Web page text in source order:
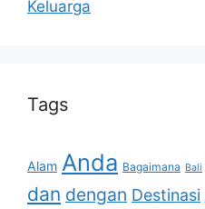
Keluarga
Tags
Alam Anda Bagaimana Bali
dan dengan Destinasi